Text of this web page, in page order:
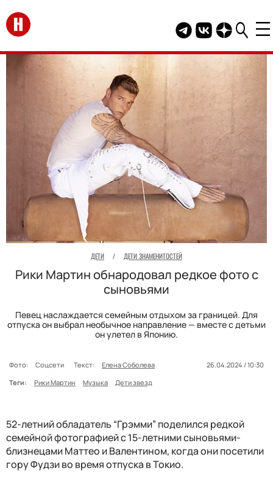
Перейти на главную
Telegram канал
Группа HELLO
Канал
ДЕТИ / ДЕТИ ЗНАМЕНИТОСТЕЙ
Рики Мартин обнародовал редкое фото с
сыновьями
Певец наслаждается семейным отдыхом за границей. Для
отпуска он выбрал необычное направление — вместе с детьми
он улетел в Японию.
Фото: Соцсети Текст: Елена Соболева
26.04.2024 / 10:30
Теги:
Рики Мартин Музыка Дети звезд
52-летний обладатель “Грэмми” поделился редкой
семейной фотографией с 15-летними сыновьями-
близнецами Маттео и Валентином, когда они посетили
гору Фудзи во время отпуска в Токио.